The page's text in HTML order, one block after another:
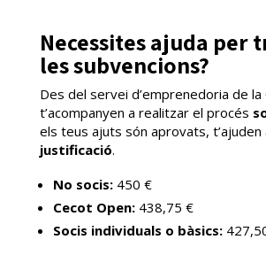
Necessites ajuda per
les subvencions?
Des del servei d’emprenedoria de la
t’acompanyen a realitzar el procés
els teus ajuts són aprovats, t’ajuden
justificació.
No socis: 450 €
Cecot Open: 438,75 €
Socis individuals o bàsics: